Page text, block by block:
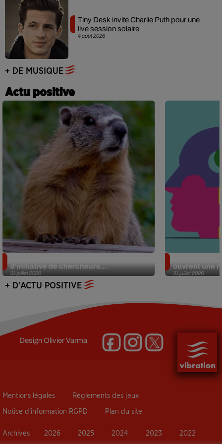
4 août 2026
Tiny Desk invite Charlie Puth pour une
live session solaire
+ DE MUSIQUE
Actu positive
31 juillet 2026
d’initiative de chercheurs...
31 juillet 2026
ouvrent une
+ D'ACTU POSITIVE
DesignOlivier Varma
Mentions légales Règlements des jeux
Notice d’information RGPD Plan du site
Archives 2026 2025 2024 2023 2022